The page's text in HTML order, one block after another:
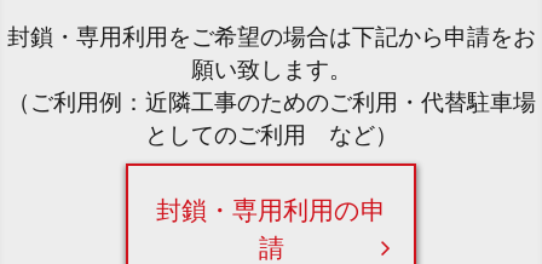
封鎖・専用利用をご希望の場合は下記から申請をお
願い致します。
（ご利用例：近隣工事のためのご利用・代替駐車場
としてのご利用 など）
封鎖・専用利用の申
請